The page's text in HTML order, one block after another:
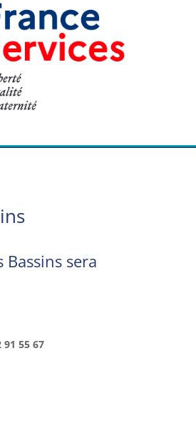
Bassins sera
55 67